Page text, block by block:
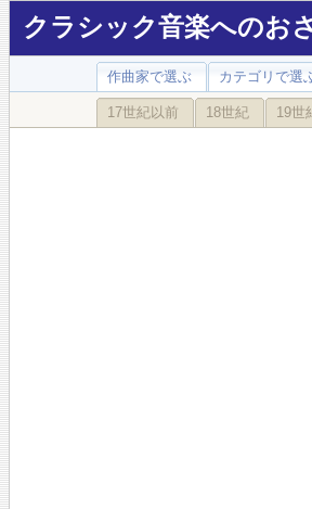
クラシック音楽へのお
作曲家で選ぶ カテゴリで選
17世紀以前 18世紀 19世